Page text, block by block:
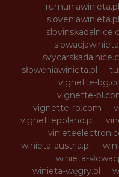
rumuniawinieta.pl
sloveniawinieta.pl
słoweniawinieta.pl
vignette-
vignette-
vignette-ro.com
vignettepoland.pl
winieta-austria.pl
winieta-
winieta-węgry.pl